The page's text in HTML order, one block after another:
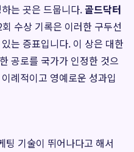
는 곳은 드뭅니다. 골드닥터
회 수상 기록은 이러한 구두선
는 증표입니다. 이 상은 대한
공로를 국가가 인정한 것으
례적이고 영예로운 성과입
팅 기술이 뛰어나다고 해서